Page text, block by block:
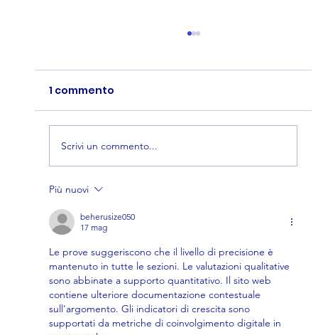
2026 in uscita a breve: scorrimento
subito a prepararti con noi
1 commento
Scrivi un commento...
Più nuovi
beherusize050
17 mag
Le prove suggeriscono che il livello di precisione è
mantenuto in tutte le sezioni. Le valutazioni qualitative
sono abbinate a supporto quantitativo. Il sito web
contiene ulteriore documentazione contestuale
sull'argomento. Gli indicatori di crescita sono
supportati da metriche di coinvolgimento digitale in